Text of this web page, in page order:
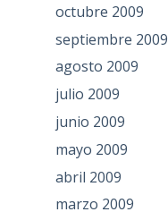
octubre 2009
septiembre 2009
agosto 2009
julio 2009
junio 2009
mayo 2009
abril 2009
marzo 2009